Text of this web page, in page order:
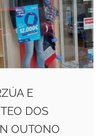
E
DOS
OUTONO